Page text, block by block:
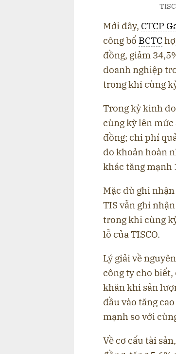
Mới đây, CTCP
công bố BCTC
đồng, giảm
doanh nghiệp
trong khi cùng
Trong kỳ kinh
cùng kỳ lên mức
đồng; chi phí
do khoản hoàn
khác tăng mạnh
Mặc dù ghi
TIS vẫn ghi
trong khi cùng
lỗ của TISCO.
Lý giải về
công ty cho
khăn khi sản
đầu vào tăng
mạnh so với
Về cơ cấu tài